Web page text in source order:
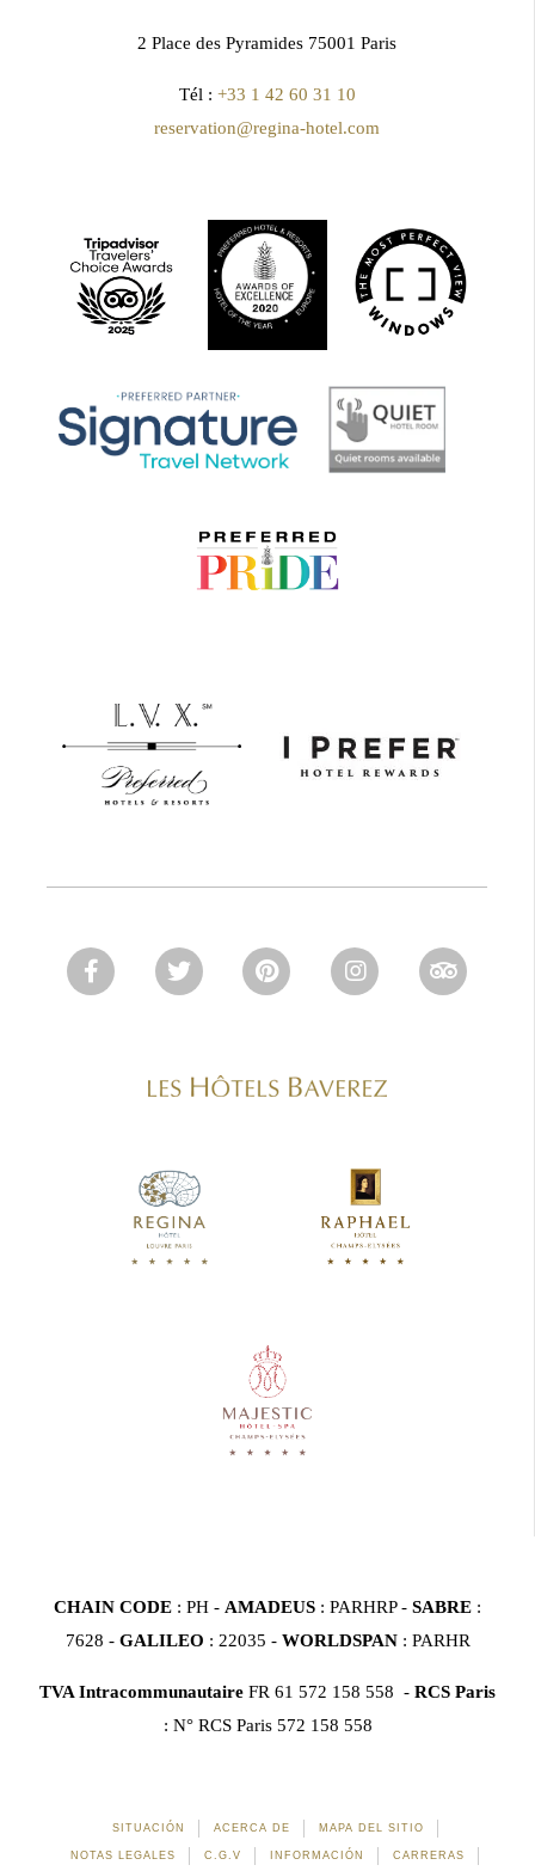
2 Place des Pyramides 75001 Paris
Tél : +33 1 42 60 31 10
reservation@regina-hotel.com
CHAIN CODE : PH - AMADEUS : PARHRP - SABRE :
7628 - GALILEO : 22035 - WORLDSPAN : PARHR
TVA Intracommunautaire FR 61 572 158 558 - RCS Paris
: N° RCS Paris 572 158 558
SITUACIÓN ACERCA DE MAPA DEL SITIO
NOTAS LEGALES C.G.V INFORMACIÓN CARRERAS